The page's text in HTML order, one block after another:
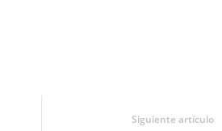
Siguiente artículo